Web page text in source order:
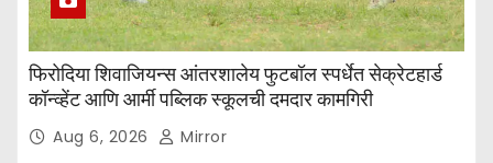
फिरोदिया शिवाजियन्स आंतरशालेय फुटबॉल स्पर्धेत सेक्रेटहार्ड
कॉन्व्हेंट आणि आर्मी पब्लिक स्कूलची दमदार कामगिरी
Aug 6, 2026 Mirror